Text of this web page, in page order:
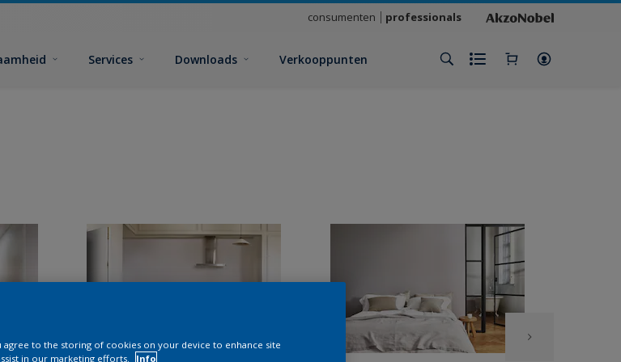
consumenten professionals
Services Downloads Verkooppunten
agree to the storing of cookies on your device to enhance site
in our marketing efforts.
Info